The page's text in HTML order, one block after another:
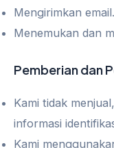
Mengirimkan email.
Menemukan dan
Pemberian dan
Kami tidak
informasi
Kami